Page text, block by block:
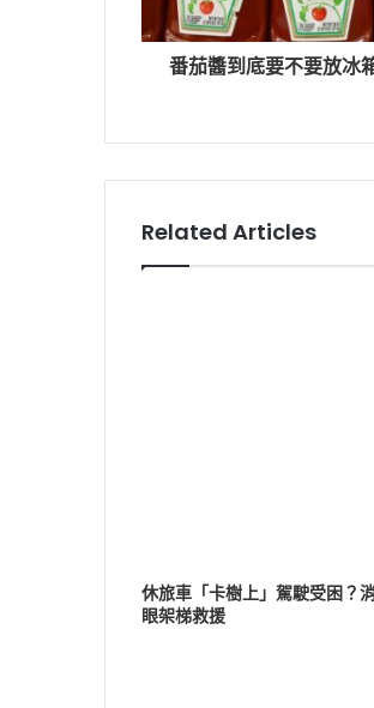
番茄醬到底要不要放冰
Related Articles
休旅車「卡樹上」駕駛受困？
眼架梯救援